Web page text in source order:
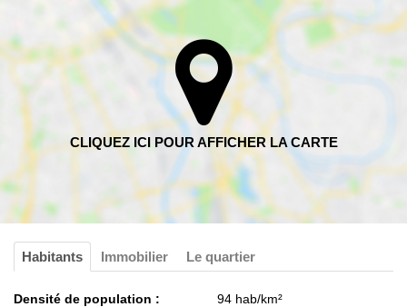
Habitants Immobilier Le quartier
Densité de population :
94 hab/km²